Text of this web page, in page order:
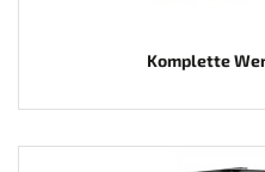
Komplette